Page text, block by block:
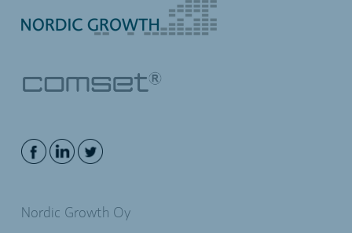
Nordic Growth Oy